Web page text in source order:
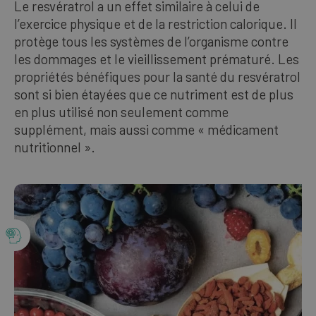
Le resvératrol a un effet similaire à celui de
l’exercice physique et de la restriction calorique. Il
protège tous les systèmes de l’organisme contre
les dommages et le vieillissement prématuré. Les
propriétés bénéfiques pour la santé du resvératrol
sont si bien étayées que ce nutriment est de plus
en plus utilisé non seulement comme
supplément, mais aussi comme « médicament
nutritionnel ».
Nos meilleures ventes
FRANÇAIS